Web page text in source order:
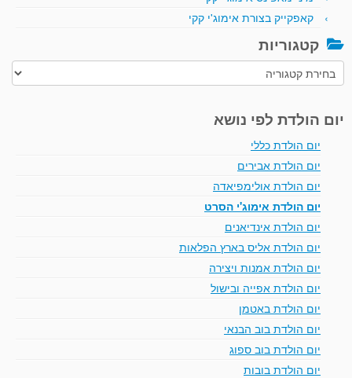
קאפקייק בצורת אימוג'י קקי
קטגוריות
קטגוריות
יום הולדת לפי נושא
יום הולדת כללי
יום הולדת אבירים
יום הולדת אולימפיאדה
יום הולדת אימוג'י הסרט
יום הולדת אינדיאנים
יום הולדת אליס בארץ הפלאות
יום הולדת אמנות ויצירה
יום הולדת אפייה ובישול
יום הולדת באטמן
יום הולדת בוב הבנאי
יום הולדת בוב ספוג
יום הולדת בובות